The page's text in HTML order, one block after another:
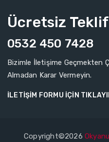
Ücretsiz Teklif
0532 450 7428
Bizimle İletişime Geçmekten
Almadan Karar Vermeyin.
İLETIŞIM FORMU İÇIN
Copyright©2026